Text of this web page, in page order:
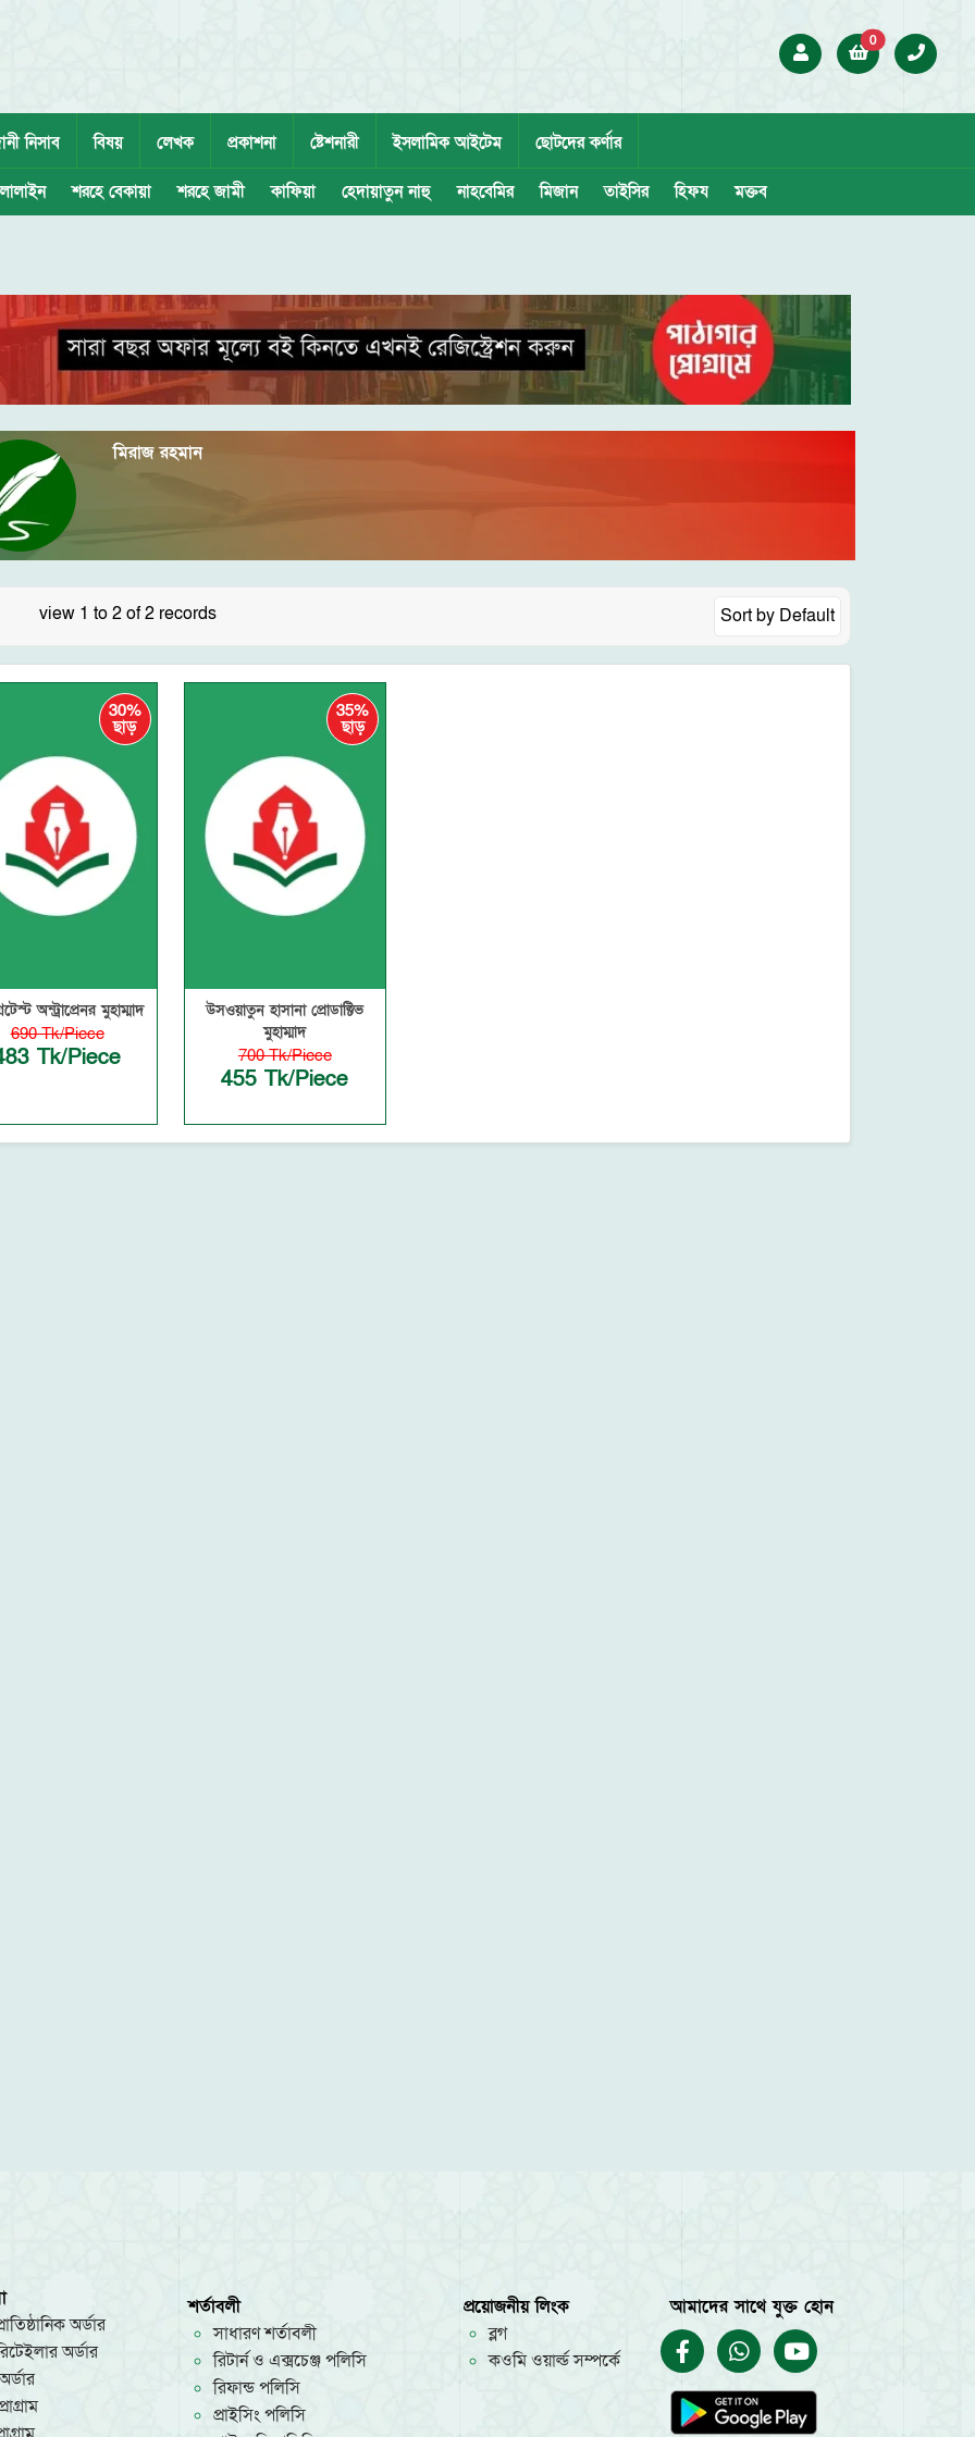
0
নিসাব বিষয় লেখক প্রকাশনা ষ্টেশনারী ইসলামিক আইটেম ছোটদের কর্ণার
শরহে বেকায়া শরহে জামী কাফিয়া হেদায়াতুন নাহু নাহবেমির মিজান তাইসির হিফয মক্তব
মিরাজ রহমান
view 1 to 2 of 2 records Sort by Default
30%
ছাড়
অন্ট্রাপ্রেনর মুহাম্মাদ
690 Tk/Piece
Tk/Piece
35%
ছাড়
উসওয়াতুন হাসানা প্রোডাক্টিভ
মুহাম্মাদ
700 Tk/Piece
455 Tk/Piece
অর্ডার
অর্ডার
শর্তাবলী
সাধারণ শর্তাবলী
রিটার্ন ও এক্সচেঞ্জ পলিসি
রিফান্ড পলিসি
প্রাইসিং পলিসি
প্রয়োজনীয় লিংক
ব্লগ
কওমি ওয়ার্ল্ড সম্পর্কে
আমাদের সাথে যুক্ত হোন